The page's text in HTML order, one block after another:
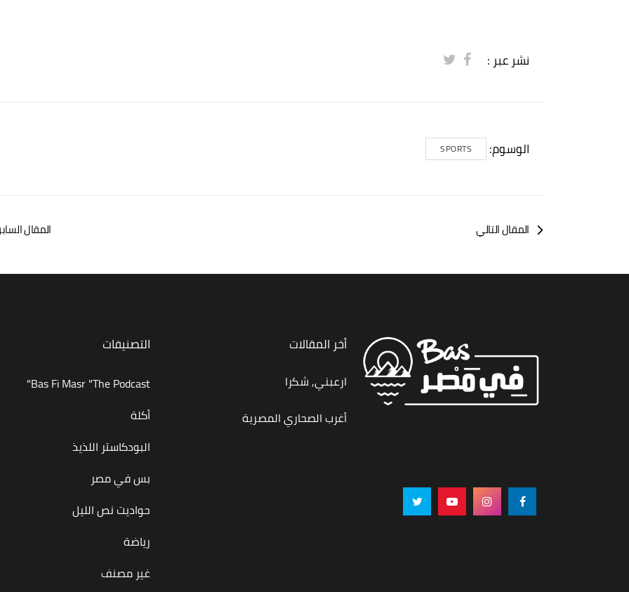
نشر عبر :
الوسوم: SPORTS
المقال المقال التالي
أخر المقالات
ارعبني, شكرا
أغرب الصحاري المصرية
التصنيفات
Bas Fi Masr "The Podcast"
أكلة
البودكاستر اللذيذ
بس في مصر
حواديت نص الليل
رياضة
غير مصنف